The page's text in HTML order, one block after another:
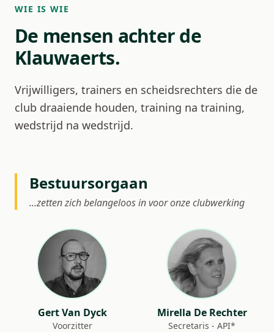
WIE IS WIE
De mensen achter de
Klauwaerts.
Vrijwilligers, trainers en scheidsrechters die de
club draaiende houden, training na training,
wedstrijd na wedstrijd.
Bestuursorgaan
...zetten zich belangeloos in voor onze clubwerking
Gert Van Dyck
Voorzitter
Mirella De Rechter
Secretaris - API*